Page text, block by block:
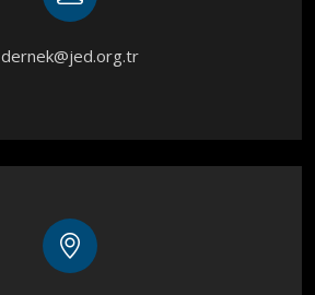
dernek@jed.org.tr